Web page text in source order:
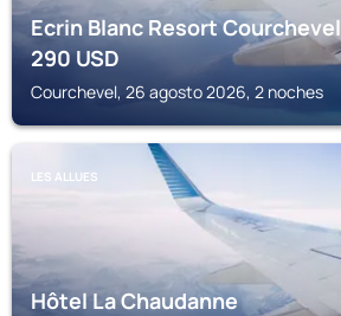
Ecrin Blanc Resort Courchevel
290USD
Courchevel, 26 agosto 2026, 2 noches
LES ALLUES
Hôtel La Chaudanne